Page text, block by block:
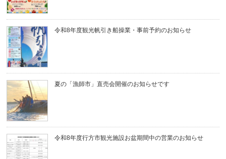
令和8年度観光帆引き船操業・事前予約のお知らせ
夏の「漁師市」直売会開催のお知らせです
令和8年度行方市観光施設お盆期間中の営業のお知らせ